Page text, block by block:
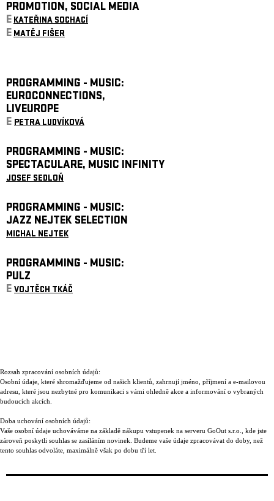
PROMOTION, SOCIAL MEDIA
EKATEŘINA SOCHACÍ
EMATĚJ FIŠER
PROGRAMMING - MUSIC:
EUROCONNECTIONS,
LIVEUROPE
E PETRA LUDVÍKOVÁ
PROGRAMMING - MUSIC:
SPECTACULARE, MUSIC INFINITY
JOSEF SEDLOŇ
PROGRAMMING - MUSIC:
JAZZ NEJTEK SELECTION
MICHAL NEJTEK
PROGRAMMING - MUSIC:
PULZ
E VOJTĚCH TKÁČ
Rozsah zpracování osobních údajů:
Osobní údaje, které shromažďujeme od našich klientů, zahrnují jméno, příjmení a e-mailovou
adresu, které jsou nezbytné pro komunikaci s vámi ohledně akce a informování o vybraných
budoucích akcích.
Doba uchování osobních údajů:
Vaše osobní údaje uchováváme na základě nákupu vstupenek na serveru GoOut s.r.o., kde jste
zároveň poskytli souhlas se zasíláním novinek. Budeme vaše údaje zpracovávat do doby, než
tento souhlas odvoláte, maximálně však po dobu tří let.